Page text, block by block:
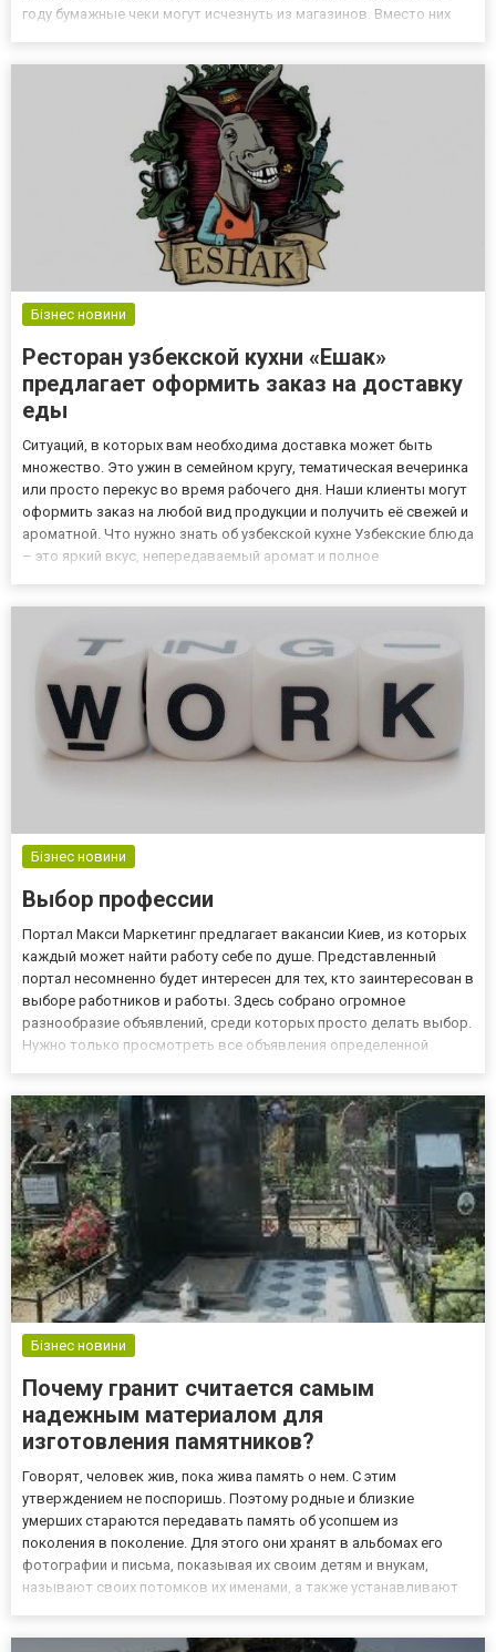
году бумажные чеки могут исчезнуть из магазинов. Вместо них
Бізнес новини
Ресторан узбекской кухни «Ешак»
предлагает оформить заказ на доставку
еды
Ситуаций, в которых вам необходима доставка может быть
множество. Это ужин в семейном кругу, тематическая вечеринка
или просто перекус во время рабочего дня. Наши клиенты могут
оформить заказ на любой вид продукции и получить её свежей и
ароматной. Что нужно знать об узбекской кухне Узбекские блюда
– это яркий вкус, непередаваемый аромат и полное
Бізнес новини
Выбор профессии
Портал Макси Маркетинг предлагает вакансии Киев, из которых
каждый может найти работу себе по душе. Представленный
портал несомненно будет интересен для тех, кто заинтересован в
выборе работников и работы. Здесь собрано огромное
разнообразие объявлений, среди которых просто делать выбор.
Нужно только просмотреть все объявления определенной
зараб...
Бізнес новини
Почему гранит считается самым
надежным материалом для
изготовления памятников?
Говорят, человек жив, пока жива память о нем. С этим
утверждением не поспоришь. Поэтому родные и близкие
умерших стараются передавать память об усопшем из
поколения в поколение. Для этого они хранят в альбомах его
фотографии и письма, показывая их своим детям и внукам,
называют своих потомков их именами, а также устанавливают